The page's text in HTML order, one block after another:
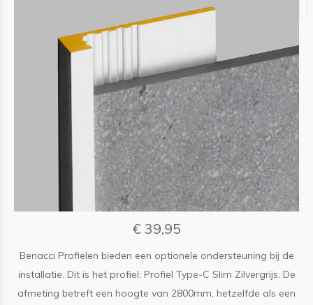
€ 39,95
Benacci Profielen bieden een optionele ondersteuning bij de
installatie. Dit is het profiel: Profiel Type-C Slim Zilvergrijs. De
afmeting betreft een hoogte van 2800mm, hetzelfde als een